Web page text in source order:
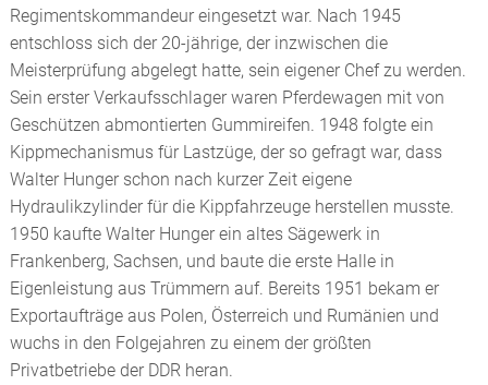
Regimentskommandeur eingesetzt war. Nach 1945
entschloss sich der 20-jährige, der inzwischen die
Meisterprüfung abgelegt hatte, sein eigener Chef zu werden.
Sein erster Verkaufsschlager waren Pferdewagen mit von
Geschützen abmontierten Gummireifen. 1948 folgte ein
Kippmechanismus für Lastzüge, der so gefragt war, dass
Walter Hunger schon nach kurzer Zeit eigene
Hydraulikzylinder für die Kippfahrzeuge herstellen musste.
1950 kaufte Walter Hunger ein altes Sägewerk in
Frankenberg, Sachsen, und baute die erste Halle in
Eigenleistung aus Trümmern auf. Bereits 1951 bekam er
Exportaufträge aus Polen, Österreich und Rumänien und
wuchs in den Folgejahren zu einem der größten
Privatbetriebe der DDR heran.